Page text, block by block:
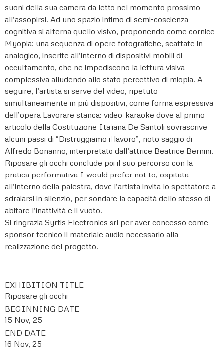
suoni della sua camera da letto nel momento prossimo
all’assopirsi. Ad uno spazio intimo di semi-coscienza
cognitiva si alterna quello visivo, proponendo come cornice
Myopia: una sequenza di opere fotografiche, scattate in
analogico, inserite all’interno di dispositivi mobili di
occultamento, che ne impediscono la lettura visiva
complessiva alludendo allo stato percettivo di miopia. A
seguire, l’artista si serve del video, ripetuto
simultaneamente in più dispositivi, come forma espressiva
dell’opera Lavorare stanca: video-karaoke dove al primo
articolo della Costituzione Italiana De Santoli sovrascrive
alcuni passi di “Distruggiamo il lavoro”, noto saggio di
Alfredo Bonanno, interpretato dall’attrice Beatrice Bernini.
Riposare gli occhi conclude poi il suo percorso con la
pratica performativa I would prefer not to, ospitata
all’interno della palestra, dove l’artista invita lo spettatore a
sdraiarsi in silenzio, per sondare la capacità dello stesso di
abitare l’inattività e il vuoto.
Si ringrazia Syrtis Electronics srl per aver concesso come
sponsor tecnico il materiale audio necessario alla
realizzazione del progetto.
EXHIBITION TITLE
Riposare gli occhi
BEGINNING DATE
15 Nov, 25
END DATE
16 Nov, 25